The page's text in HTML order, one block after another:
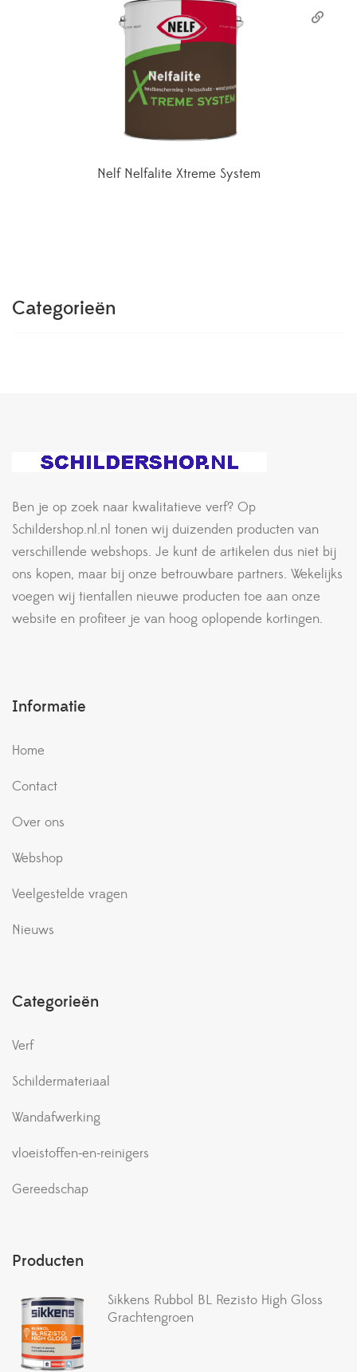
Nelf Nelfalite Xtreme System
Categorieën
Ben je op zoek naar kwalitatieve verf? Op
Schildershop.nl.nl tonen wij duizenden producten van
verschillende webshops. Je kunt de artikelen dus niet bij
ons kopen, maar bij onze betrouwbare partners. Wekelijks
voegen wij tientallen nieuwe producten toe aan onze
website en profiteer je van hoog oplopende kortingen.
Informatie
Home
Contact
Over ons
Webshop
Veelgestelde vragen
Nieuws
Categorieën
Verf
Schildermateriaal
Wandafwerking
vloeistoffen-en-reinigers
Gereedschap
Producten
Sikkens Rubbol BL Rezisto High Gloss
Grachtengroen